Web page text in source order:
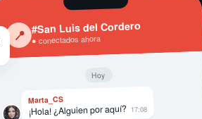
📍 #San Luis del Cordero
● conectados ahora
Hoy
Marta_CS
¡Hola! ¿Alguien por aquí? 17:08